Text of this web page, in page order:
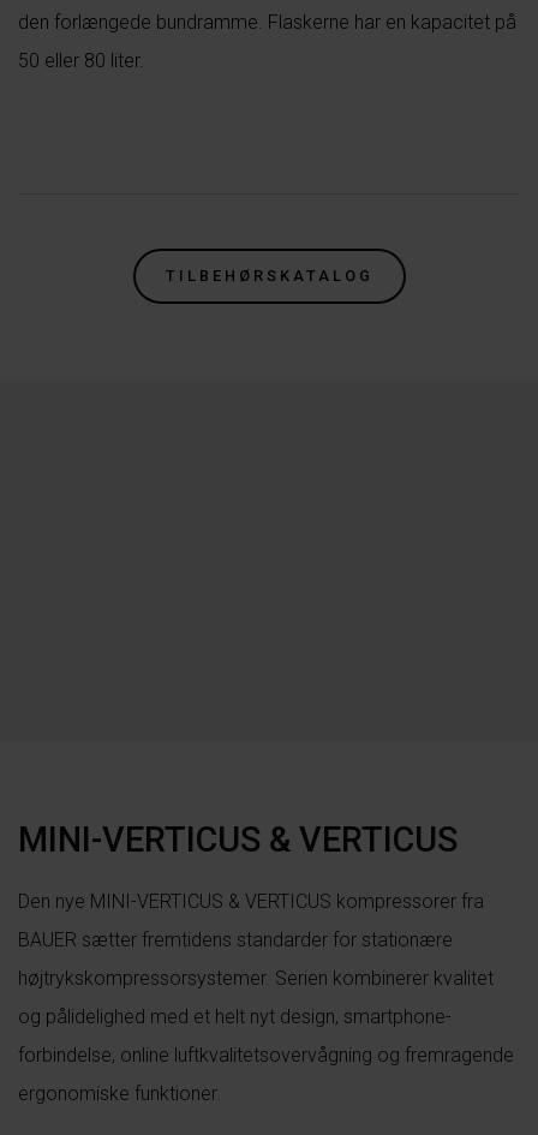
den forlængede bundramme. Flaskerne har en kapacitet på
50 eller 80 liter.
TILBEHØRSKATALOG
MINI-VERTICUS & VERTICUS
Den nye MINI-VERTICUS & VERTICUS kompressorer fra
BAUER sætter fremtidens standarder for stationære
højtrykskompressorsystemer. Serien kombinerer kvalitet
og pålidelighed med et helt nyt design, smartphone-
forbindelse, online luftkvalitetsovervågning og fremragende
ergonomiske funktioner.